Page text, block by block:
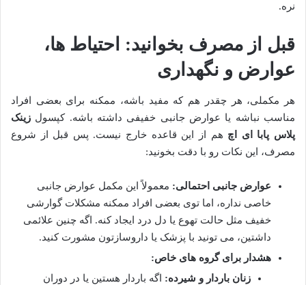
نره.
قبل از مصرف بخوانید: احتیاط ها،
عوارض و نگهداری
هر مکملی، هر چقدر هم که مفید باشه، ممکنه برای بعضی افراد
مناسب نباشه یا عوارض جانبی خفیفی داشته باشه. کپسول زینک
پلاس پابا ای اچ هم از این قاعده خارج نیست. پس قبل از شروع
مصرف، این نکات رو با دقت بخونید:
عوارض جانبی احتمالی: معمولاً این مکمل عوارض جانبی
خاصی نداره، اما توی بعضی افراد ممکنه مشکلات گوارشی
خفیف مثل حالت تهوع یا دل درد ایجاد کنه. اگه چنین علائمی
داشتین، می تونید با پزشک یا داروسازتون مشورت کنید.
هشدار برای گروه های خاص:
زنان باردار و شیرده: اگه باردار هستین یا در دوران